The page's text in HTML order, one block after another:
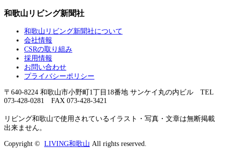
和歌山リビング新聞社
和歌山リビング新聞社について
会社情報
CSRの取り組み
採用情報
お問い合わせ
プライバシーポリシー
〒640-8224 和歌山市小野町1丁目18番地 サンケイ丸の内ビル TEL
073-428-0281 FAX 073-428-3421
リビング和歌山で使用されているイラスト・写真・文章は無断掲載
出来ません。
Copyright © LIVING和歌山 All rights reserved.